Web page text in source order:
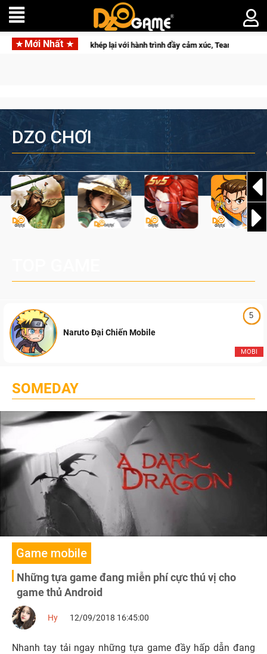
Mới Nhất
CFVL 2026 Mùa 2 khép lại với hành trình đầy cảm xúc, Team Falcons lên
DZO CHƠI
5
MOBI
Naruto Đại Chiến Mobile
SOMEDAY
Game mobile
Những tựa game đang miễn phí cực thú vị cho
game thủ Android
Hy 12/09/2018 16:45:00
Nhanh tay tải ngay những tựa game đầy hấp dẫn đang